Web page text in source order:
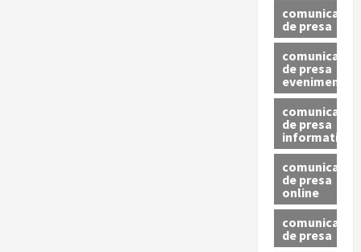
comunicat
de presa
comunicat
de presa
eveniment
comunicat
de presa
informativ
comunicat
de presa
online
comunicate
de presa